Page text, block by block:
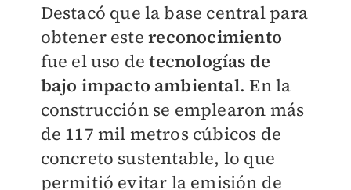
Destacó que la base central para
obtener estereconocimiento
fue el uso detecnologías de
bajo impacto ambiental. En la
construcción se emplearon más
de 117 mil metros cúbicos de
concreto sustentable, lo que
permitió evitar la emisión de